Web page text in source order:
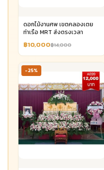
ดอกไม้งานศพ เขตคลองเตย
ท่าเรือ MRT ส่งตรงเวลา
฿10,000฿14,000
-25%